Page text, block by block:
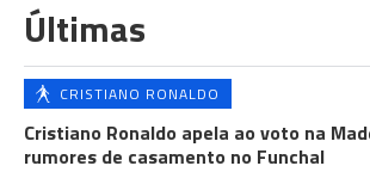
Últimas
CRISTIANO RONALDO
Cristiano Ronaldo apela ao voto na
rumores de casamento no Funchal